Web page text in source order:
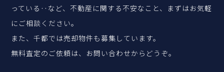
っている‥など、 不動産に関する不安なこと、まずはお気軽
にご相談ください。
また、千都では売却物件も募集しています。
無料査定のご依頼は、お問い合わせからどうぞ。